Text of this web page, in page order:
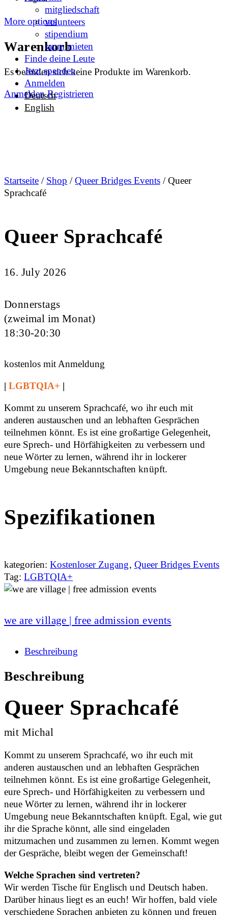
More options
Warenkorb
Es befinden sich keine Produkte im Warenkorb.
Anmelden Registrieren
mitgliedschaft
volunteers
stipendium
raum mieten
Finde deine Leute
Jetzt spenden
Anmelden
Deutsch
English
Startseite / Shop /Queer Bridges Events/ Queer
Sprachcafé
Queer Sprachcafé
16. July 2026
Donnerstags
(zweimal im Monat)
18:30-20:30
kostenlos mit Anmeldung
|LGBTQIA+ |
Kommt zu unserem Sprachcafé, wo ihr euch mit
anderen austauschen und an lebhaften Gesprächen
teilnehmen könnt. Es ist eine großartige Gelegenheit,
eure Sprech- und Hörfähigkeiten zu verbessern und
neue Wörter zu lernen, während ihr in lockerer
Umgebung neue Bekanntschaften knüpft.
Spezifikationen
kategorien: Kostenloser Zugang, Queer Bridges Events
Tag: LGBTQIA+
we are village | free admission events
Beschreibung
Beschreibung
Queer Sprachcafé
mit Michal
Kommt zu unserem Sprachcafé, wo ihr euch mit
anderen austauschen und an lebhaften Gesprächen
teilnehmen könnt. Es ist eine großartige Gelegenheit,
eure Sprech- und Hörfähigkeiten zu verbessern und
neue Wörter zu lernen, während ihr in lockerer
Umgebung neue Bekanntschaften knüpft. Egal, wie gut
ihr die Sprache könnt, alle sind eingeladen
mitzumachen und zusammen zu lernen. Kommt wegen
der Gespräche, bleibt wegen der Gemeinschaft!
Welche Sprachen sind vertreten?
Wir werden Tische für Englisch und Deutsch haben.
Darüber hinaus liegt es an euch! Wir hoffen, bald viele
verschiedene Sprachen anbieten zu können und freuen